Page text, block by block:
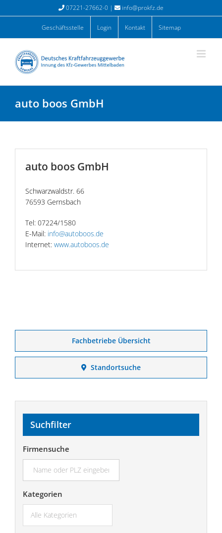
Inhalt
07221-27662-0 | info@prokfz.de
Geschäftsstelle Login Kontakt Sitemap
auto boos GmbH
auto boos GmbH
Schwarzwaldstr. 66
76593 Gernsbach
Tel: 07224/1580
E-Mail: info@autoboos.de
Internet: www.autoboos.de
Fachbetriebe Übersicht
Standortsuche
Suchfilter
Firmensuche
Kategorien